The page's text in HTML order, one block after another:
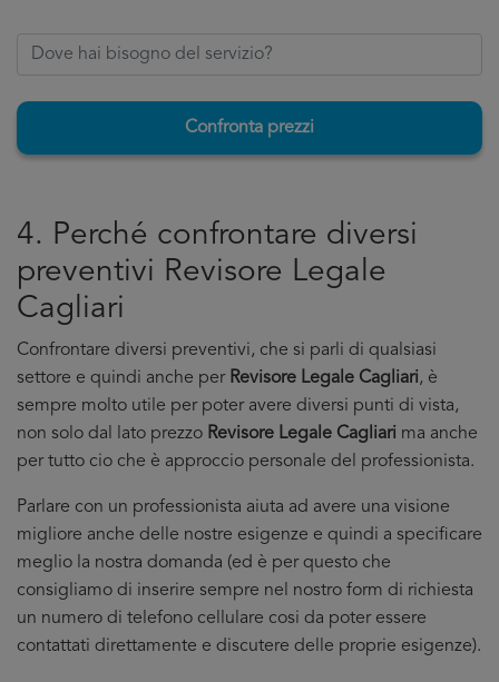
Confronta prezzi
4. Perché confrontare diversi
preventivi Revisore Legale
Cagliari
Confrontare diversi preventivi, che si parli di qualsiasi
settore e quindi anche per Revisore Legale Cagliari, è
sempre molto utile per poter avere diversi punti di vista,
non solo dal lato prezzo Revisore Legale Cagliari ma anche
per tutto cio che è approccio personale del professionista.
Parlare con un professionista aiuta ad avere una visione
migliore anche delle nostre esigenze e quindi a specificare
meglio la nostra domanda (ed è per questo che
consigliamo di inserire sempre nel nostro form di richiesta
un numero di telefono cellulare cosi da poter essere
contattati direttamente e discutere delle proprie esigenze).